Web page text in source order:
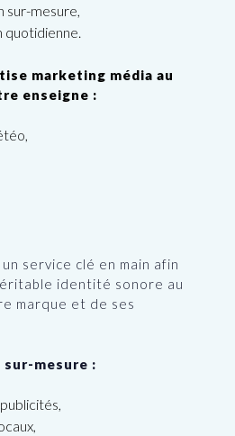
sur-mesure,
quotidienne.
marketing média au
enseigne :
service clé en main afin
identité sonore au
marque et de ses
mesure :